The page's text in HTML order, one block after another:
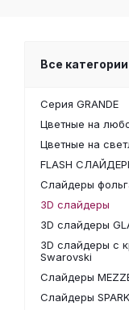
Все категории
Серия GRANDE
Цветные на
Цветные на
FLASH
Слайдеры
3D слайдеры
3D слайдеры
3D слайдеры с
Swarovski
Слайдеры
Слайдеры